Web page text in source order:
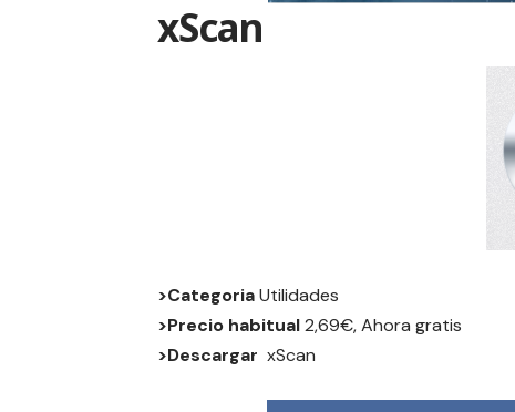
xScan
>CategoriaUtilidades
>Precio habitual2,69€, Ahora gratis
>Descargar xScan